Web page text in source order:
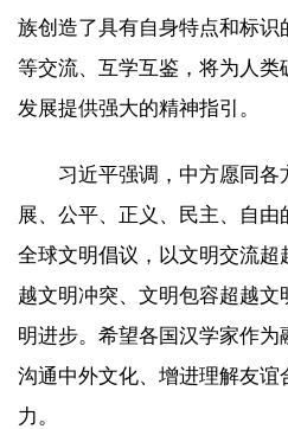
族创造了具有自身特点和标
等交流、互学互鉴，将为人类
发展提供强大的精神指引。
习近平强调，中方愿同
展、公平、正义、民主、自
全球文明倡议，以文明交流超
越文明冲突、文明包容超越
明进步。希望各国汉学家作
沟通中外文化、增进理解友谊
力。